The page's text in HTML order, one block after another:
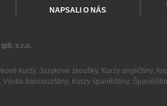
NAPSALI O NÁS
gdi, s.r.o.
kurzy, Jazykové zkoušky, Kurzy angličtiny,
,Výuka francouzštiny, Kurzy španělštiny,